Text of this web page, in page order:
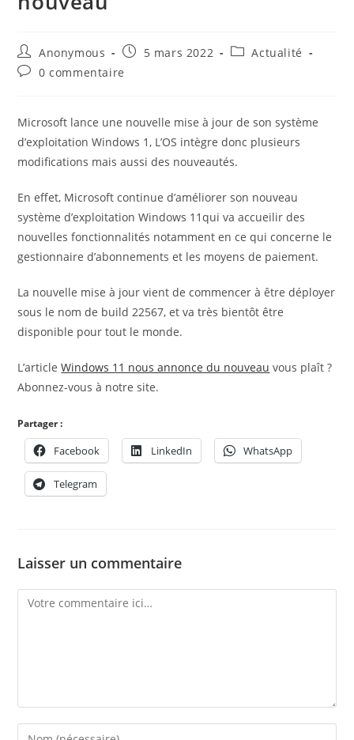
Auteur/autrice
de
la
Anonymous
Publication
5 mars 2022
PostActualité
Commentaires
publication :
0 commentaire
Microsoft lance une nouvelle mise à jour de son système
d’exploitation Windows 1, L’OS intègre donc plusieurs
modifications mais aussi des nouveautés.
En effet, Microsoft continue d’améliorer son nouveau
système d’exploitation Windows 11qui va accueilir des
nouvelles fonctionnalités notamment en ce qui concerne le
gestionnaire d’abonnements et les moyens de paiement.
La nouvelle mise à jour vient de commencer à être déployer
sous le nom de build 22567, et va très bientôt être
disponible pour tout le monde.
L’articleWindows 11 nous annonce du nouveau vous plaît ?
Abonnez-vous à notre site.
Partager :
Facebook LinkedIn WhatsApp
Telegram
Laisser un commentaire
Comment
Enter